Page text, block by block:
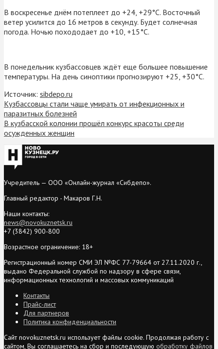
В воскресенье днём потеплеет до +24, +29°С. Восточный
ветер усилится до 16 метров в секунду. Будет солнечная
погода. Ночью похододает до +10, +15°С.
В понедельник кузбассовцев ждёт еще большее повышение
температуры. На день синоптики прогнозируют +25, +30°С.
Источник: sibdepo.ru
Кузбассовцы стали чаще умирать от инфекционных и
паразитных болезней
В кузбасской колонии прошёл конкурс красоты среди
осужденных женщин
Учредитель — ООО «Онлайн-журнал «Сибдепо».
Главный редактор - Макаров Г.Н.
Наши контакты:
news@novokuznetsk.ru
+7 (3842) 900-800
Возрастное ограничение: 18+
Регистрационный номер СМИ ЭЛ №ФС 77-79664 от 27.11.2020 г.,
выдано Федеральной службой по надзору в сфере связи,
информационных технологий и массовых коммуникаций
Контакты
Прайс-лист
Для партнеров
Политика конфиденциальности
Сайт novokuznetsk.ru использует файлы cookie. Продолжая работу с
сайтом, Вы соглашаетесь на сбор и последующую обработку файлов